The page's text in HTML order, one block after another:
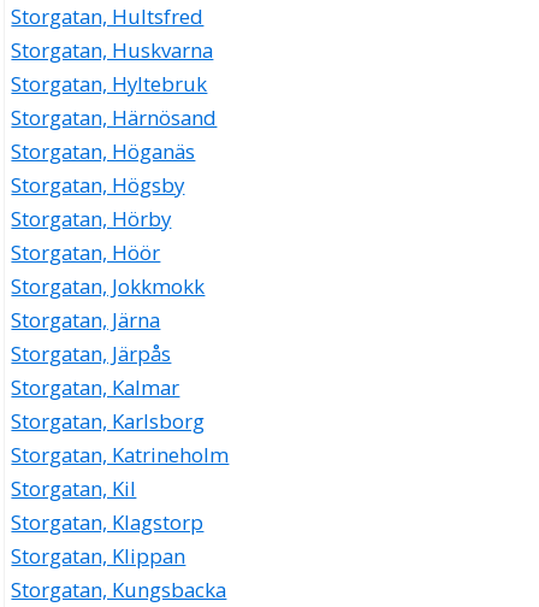
Storgatan, Hultsfred
Storgatan, Huskvarna
Storgatan, Hyltebruk
Storgatan, Härnösand
Storgatan, Höganäs
Storgatan, Högsby
Storgatan, Hörby
Storgatan, Höör
Storgatan, Jokkmokk
Storgatan, Järna
Storgatan, Järpås
Storgatan, Kalmar
Storgatan, Karlsborg
Storgatan, Katrineholm
Storgatan, Kil
Storgatan, Klagstorp
Storgatan, Klippan
Storgatan, Kungsbacka